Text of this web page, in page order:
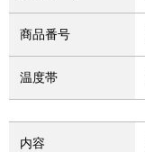
商品番号
温度帯
内容